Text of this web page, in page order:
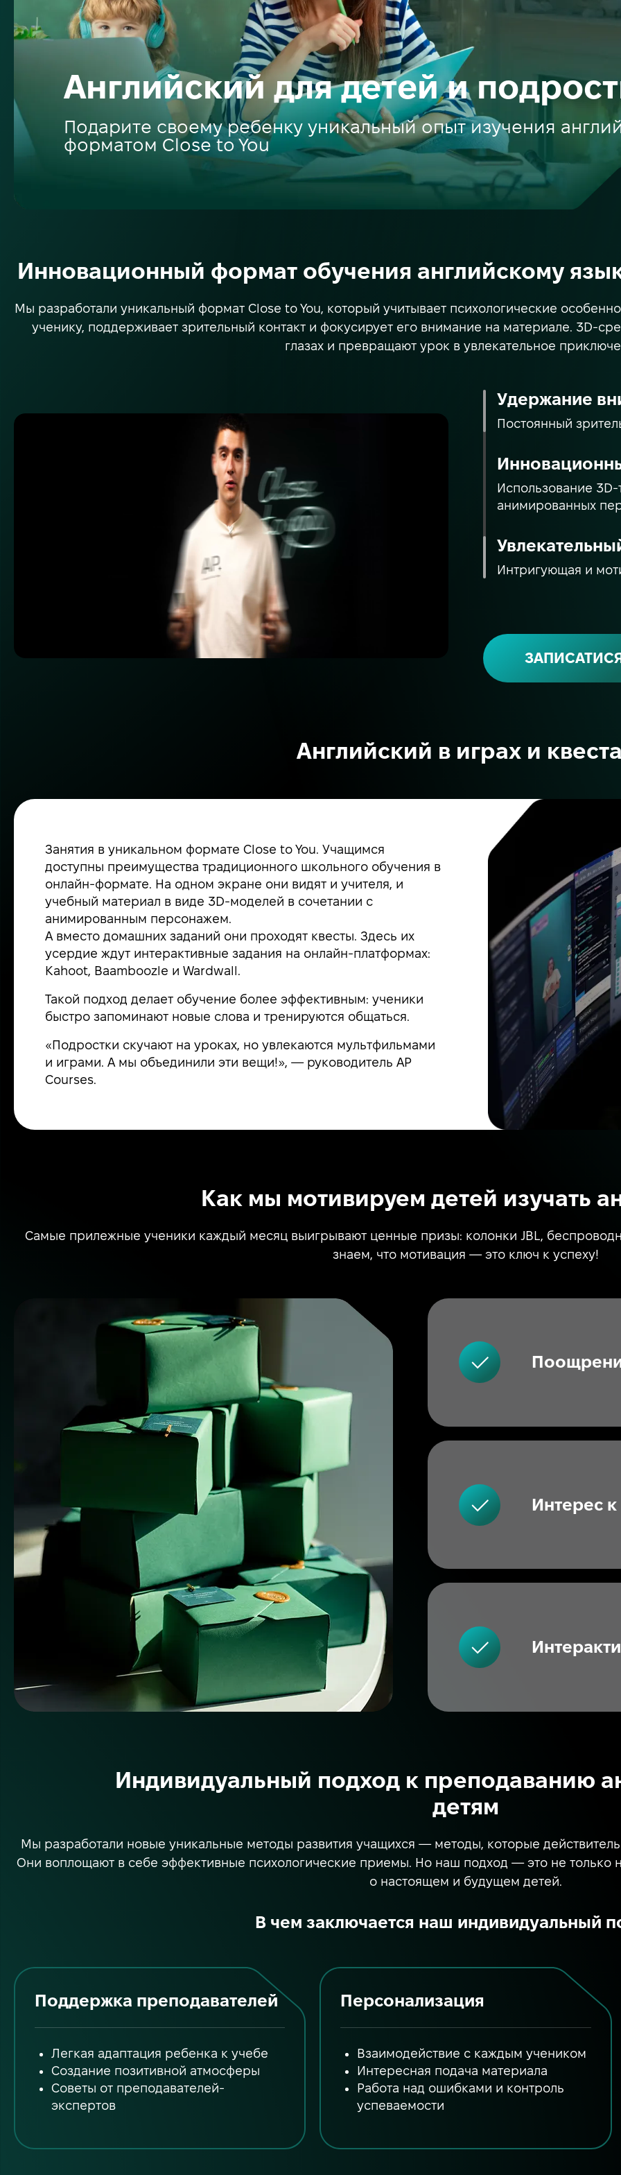
Английский для детей и
Подарите своему ребенку уникальный опыт изучения
форматом Close to You
Инновационный формат обучения английскому
Мы разработали уникальный формат Close to You, который учитывает психологические
ученику, поддерживает зрительный контакт и фокусирует его внимание на материале. 3D-
глазах и превращают урок в увлекательное
Удержание
Постоянный
Использование 3D-
анимированных
Интригующая и
Английский в играх и
Занятия в уникальном формате Close to You. Учащимся
доступны преимущества традиционного школьного обучения в
онлайн-формате. На одном экране они видят и учителя, и
учебный материал в виде 3D-моделей в сочетании с
анимированным персонажем.
А вместо домашних заданий они проходят квесты. Здесь их
усердие ждут интерактивные задания на онлайн-платформах:
Kahoot, Baamboozle и Wardwall.
Такой подход делает обучение более эффективным: ученики
быстро запоминают новые слова и тренируются общаться.
«Подростки скучают на уроках, но увлекаются мультфильмами
и играми. А мы объединили эти вещи!», — руководитель AP
Courses.
Как мы мотивируем детей изучать
Самые прилежные ученики каждый месяц выигрывают ценные призы: колонки JBL,
знаем, что мотивация — это ключ к успеху!
Интерес
Индивидуальный подход к преподаванию
детям
Мы разработали новые уникальные методы развития учащихся — методы, которые
Они воплощают в себе эффективные психологические приемы. Но наш подход — это не только
о настоящем и будущем детей.
В чем заключается наш индивидуальный
Поддержка преподавателей
Легкая адаптация ребенка к учебе
Создание позитивной атмосферы
Советы от преподавателей-
экспертов
Персонализация
Взаимодействие с каждым учеником
Интересная подача материала
Работа над ошибками и контроль
успеваемости